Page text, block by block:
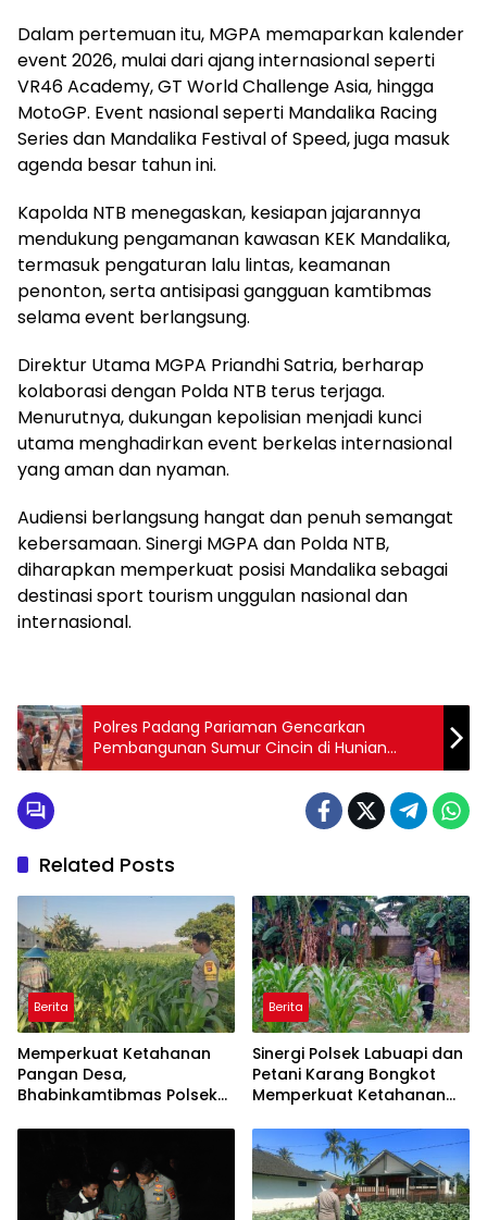
Dalam pertemuan itu, MGPA memaparkan kalender
event 2026, mulai dari ajang internasional seperti
VR46 Academy, GT World Challenge Asia, hingga
MotoGP. Event nasional seperti Mandalika Racing
Series dan Mandalika Festival of Speed, juga masuk
agenda besar tahun ini.
Kapolda NTB menegaskan, kesiapan jajarannya
mendukung pengamanan kawasan KEK Mandalika,
termasuk pengaturan lalu lintas, keamanan
penonton, serta antisipasi gangguan kamtibmas
selama event berlangsung.
Direktur Utama MGPA Priandhi Satria, berharap
kolaborasi dengan Polda NTB terus terjaga.
Menurutnya, dukungan kepolisian menjadi kunci
utama menghadirkan event berkelas internasional
yang aman dan nyaman.
Audiensi berlangsung hangat dan penuh semangat
kebersamaan. Sinergi MGPA dan Polda NTB,
diharapkan memperkuat posisi Mandalika sebagai
destinasi sport tourism unggulan nasional dan
internasional.
Polres Padang Pariaman Gencarkan
Pembangunan Sumur Cincin di Hunian
Sementara Warga Anduriang
Related Posts
Berita
Memperkuat Ketahanan
Pangan Desa,
Bhabinkamtibmas Polsek
Kuranji Dalang
Berita
Sinergi Polsek Labuapi dan
Petani Karang Bongkot
Memperkuat Ketahanan